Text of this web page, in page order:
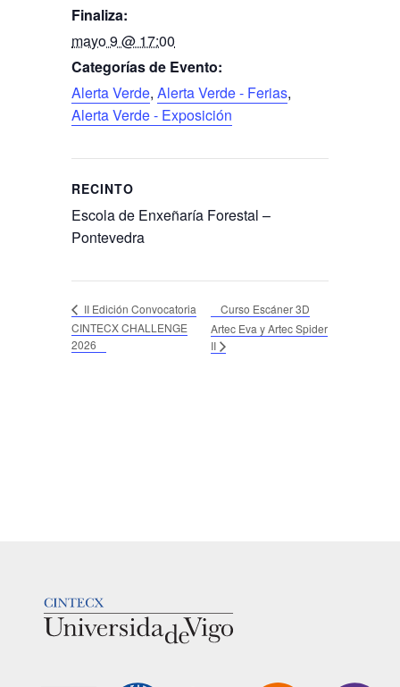
Finaliza:
mayo 9 @ 17:00
Categorías de Evento:
Alerta Verde, Alerta Verde - Ferias,
Alerta Verde - Exposición
RECINTO
Escola de Enxeñaría Forestal –
Pontevedra
II Edición Convocatoria
CINTECX CHALLENGE
2026
Curso Escáner 3D
Artec Eva y Artec Spider
II